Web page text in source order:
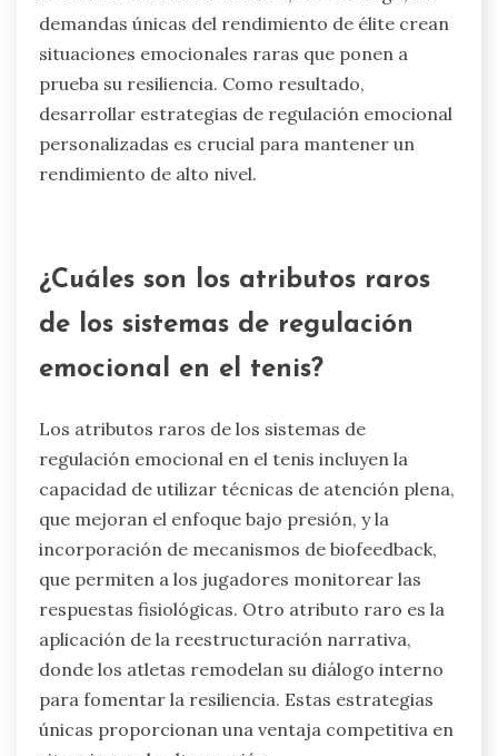
factores pueden llevar al estrés y a la
inestabilidad emocional durante las
competiciones. Además, el intenso enfoque
requerido puede resultar en fatiga mental,
obstaculizando su capacidad para mantener la
compostura. El entrenamiento en mecanismos
prueba su resiliencia. Como resultado,
desarrollar estrategias de regulación emocional
personalizadas es crucial para mantener un
rendimiento de alto nivel.
¿Cuáles son los atributos raros
de los sistemas de regulación
emocional en el tenis?
Los atributos raros de los sistemas de
regulación emocional en el tenis incluyen la
capacidad de utilizar técnicas de atención plena,
que mejoran el enfoque bajo presión, y la
incorporación de mecanismos de biofeedback,